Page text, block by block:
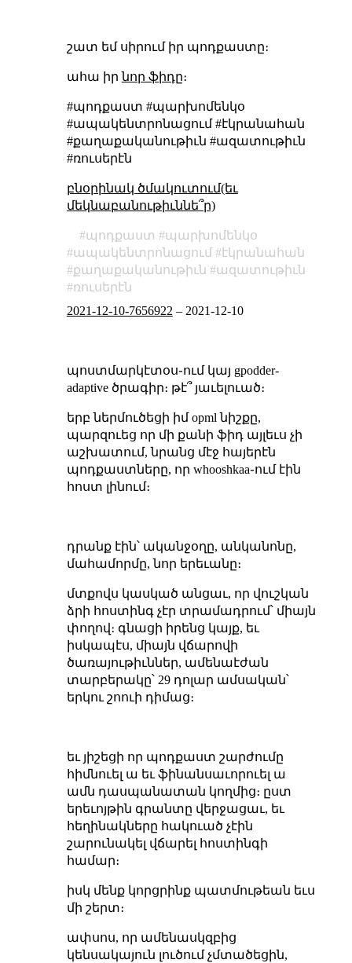
շատ եմ սիրում իր պոդքաստը։
ահա իրնոր ֆիդը։
#պոդքաստ #պարխոմենկօ
#ապակենտրոնացում #էկրանահան
#քաղաքականութիւն #ազատութիւն
#ռուսերէն
բնօրինակ ծմակուտում(եւ
մեկնաբանութիւննե՞ր)
պոդքաստ
պարխոմենկօ
ապակենտրոնացում
էկրանահան
քաղաքականութիւն
ազատութիւն
ռուսերէն
2021-12-10-7656922 – 2021-12-10
պոստմարկէտօս֊ում կայ gpodder-
adaptive ծրագիր։ թէ՞ յաւելուած։
երբ ներմուծեցի իմ opml նիշքը,
պարզուեց որ մի քանի ֆիդ այլեւս չի
աշխատում, նրանց մէջ հայերէն
պոդքաստները, որ whooshkaa֊ում էին
հոստ լինում։
դրանք էին՝ ականջօղը, անկանոնը,
մահամորմը, նոր երեւանը։
մտքովս կասկած անցաւ, որ վուշկան
ձրի հոստինգ չէր տրամադրում՝ միայն
փողով։ գնացի իրենց կայք, եւ
իսկապէս, միայն վճարովի
ծառայութիւններ, ամենաէժան
տարբերակը՝ 29 դոլար ամսական՝
երկու շոուի դիմաց։
եւ յիշեցի որ պոդքաստ շարժումը
հիմնուել ա եւ ֆինանսաւորուել ա
ամն դասպանատան կողմից։ ըստ
երեւոյթին գրանտը վերջացաւ, եւ
հեղինակները հակուած չէին
շարունակել վճարել հոստինգի
համար։
իսկ մենք կորցրինք պատմութեան եւս
մի շերտ։
ափսոս, որ ամենասկզբից
կենսակայուն լուծում չմտածեցին,